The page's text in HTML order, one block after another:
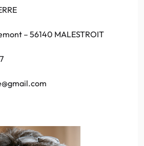
– 56140 MALESTROIT